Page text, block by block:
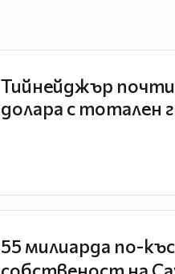
Тийнейджър почти
долара с тотален
55 милиарда по-